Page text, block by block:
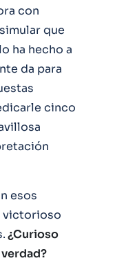
con
que
ha hecho a
da para
cinco
esos
victorioso
¿Curioso